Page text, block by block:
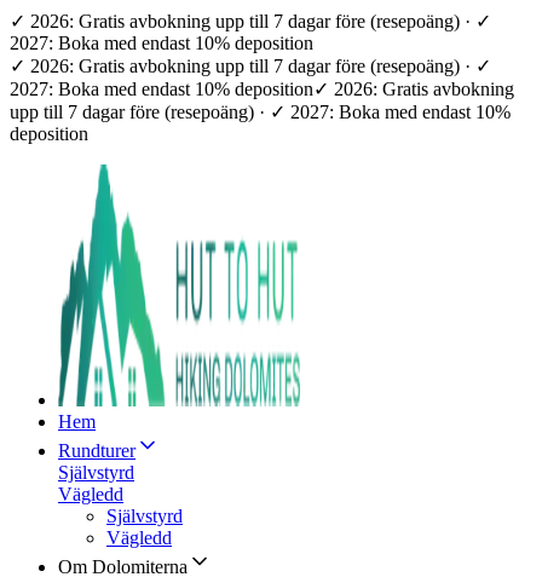
✓ 2026: Gratis avbokning upp till 7 dagar före (resepoäng) · ✓
2027: Boka med endast 10% deposition
✓ 2026: Gratis avbokning upp till 7 dagar före (resepoäng) · ✓
2027: Boka med endast 10% deposition✓ 2026: Gratis avbokning
upp till 7 dagar före (resepoäng) · ✓ 2027: Boka med endast 10%
deposition
Hem
Rundturer
Självstyrd
Vägledd
Självstyrd
Vägledd
Om Dolomiterna